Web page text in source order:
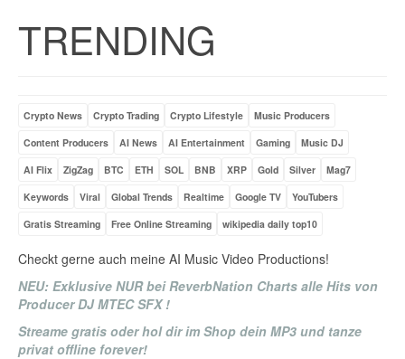
TRENDING
Crypto News Crypto Trading Crypto Lifestyle
Music Producers
Content Producers
AI News AI Entertainment Gaming
Music DJ
AI Flix
ZigZag BTC ETH SOL BNB XRP Gold Silver
Mag7
Keywords
Viral Global Trends Realtime Google TV
YouTubers
Gratis Streaming
Free Online Streaming wikipedia daily top10
Checkt gerne auch meine AI Music Video Productions!
NEU: Exklusive NUR bei ReverbNation Charts alle Hits von
Producer DJ MTEC SFX !
Streame gratis oder hol dir im Shop dein MP3 und tanze
privat offline forever!